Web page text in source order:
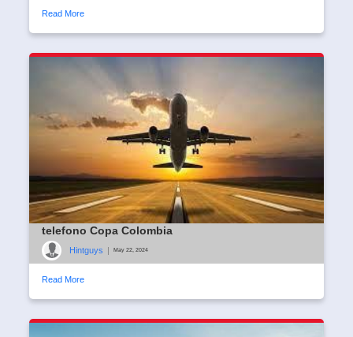
Read More
telefono Copa Colombia
Hintguys | May 22, 2024
Read More